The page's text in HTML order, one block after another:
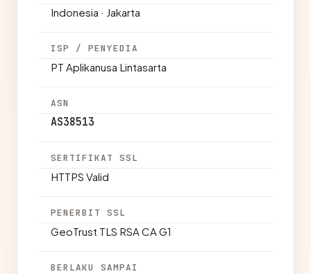
Indonesia · Jakarta
ISP / PENYEDIA
PT Aplikanusa Lintasarta
ASN
AS38513
SERTIFIKAT SSL
HTTPS Valid
PENERBIT SSL
GeoTrust TLS RSA CA G1
BERLAKU SAMPAI